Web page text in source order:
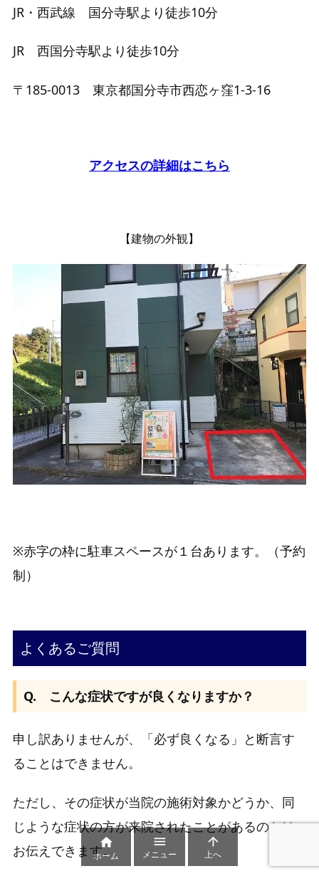
JR・西武線 国分寺駅より徒歩10分
JR 西国分寺駅より徒歩10分
〒185-0013 東京都国分寺市西恋ヶ窪1-3-16
アクセスの詳細はこちら
【建物の外観】
※赤字の枠に駐車スペースが１台あります。（予約
制）
よくあるご質問
Q. こんな症状ですが良くなりますか？
申し訳ありませんが、「必ず良くなる」と断言す
ることはできません。
ただし、その症状が当院の施術対象かどうか、同
じような症状の方が来院されたことがあるのかは
お伝えできます。

ホーム

メニュー

上へ